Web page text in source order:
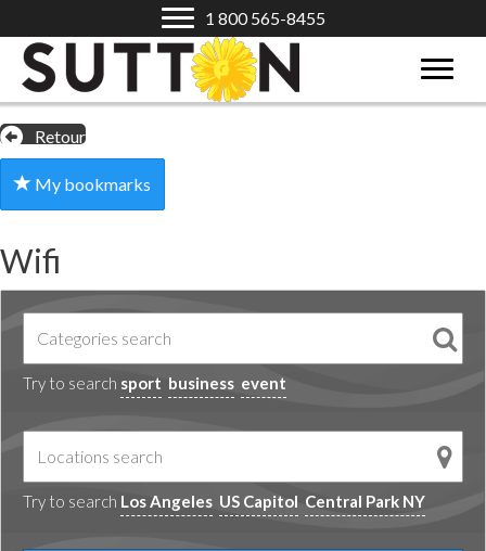
1 800 565-8455
Retour
My bookmarks
Wifi
Try to search sport business event
Try to search Los Angeles US Capitol Central Park NY